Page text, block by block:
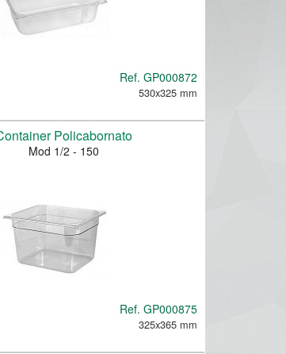
Ref. GP000872
530x325 mm
Ref. GP000875
325x365 mm
Policabornato
Mod 1/2 - 150